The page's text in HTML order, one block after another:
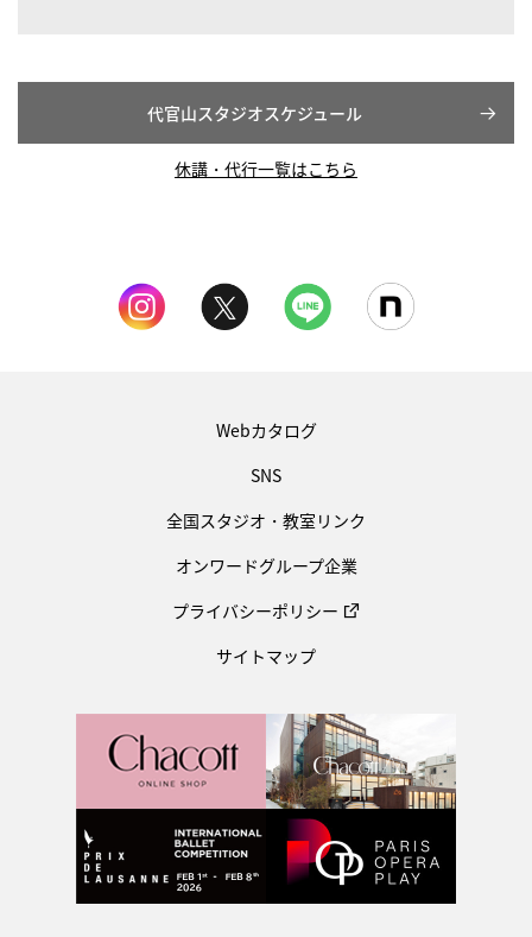
代官山スタジオスケジュール
休講・代行一覧はこちら
Webカタログ
SNS
全国スタジオ・教室リンク
オンワードグループ企業
プライバシーポリシー
サイトマップ